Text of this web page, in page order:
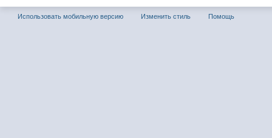
Использовать мобильную версию Изменить стиль Помощь